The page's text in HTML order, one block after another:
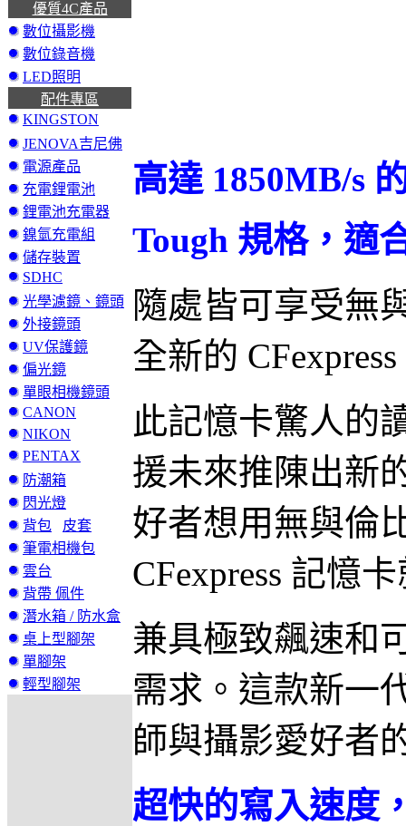
優質4C產品
數位攝影機
數位錄音機
LED照明
配件專區
KINGSTON
JENOVA吉尼佛
電源產品
充電鋰電池
鋰電池充電器
鎳氫充電組
儲存裝置
SDHC
光學濾鏡、鏡頭
外接鏡頭
UV保護鏡
偏光鏡
單眼相機鏡頭
CANON
NIKON
PENTAX
防潮箱
閃光燈
背包
皮套
筆電相機包
雲台
背帶 佩件
潛水箱 / 防水盒
桌上型腳架
單腳架
輕型腳架
高達 1850MB/s
Tough 規格，適
隨處皆可享受無
全新的
此記憶卡驚人的
援未來推陳出新
好者想用無與倫
CFexpress 記憶
兼具極致飆速和
需求。這款新一
師與攝影愛好者
超快的寫入速度